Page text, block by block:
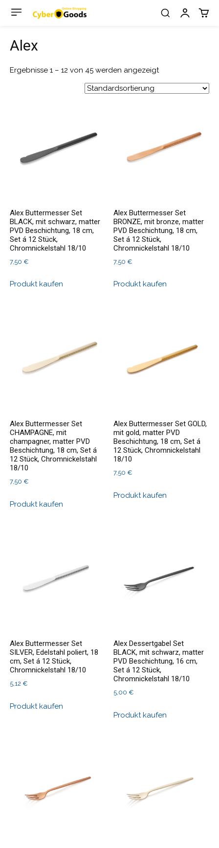
Alex
Ergebnisse 1 – 12 von 45 werden angezeigt
Alex Buttermesser Set
BLACK, mit schwarz, matter
PVD Beschichtung, 18 cm,
Set á 12 Stück,
Chromnickelstahl 18/10
7,50 €
Produkt kaufen
Alex Buttermesser Set
BRONZE, mit bronze, matter
PVD Beschichtung, 18 cm,
Set á 12 Stück,
Chromnickelstahl 18/10
7,50€
Produkt kaufen
Alex Buttermesser Set
CHAMPAGNE, mit
champagner, matter PVD
Beschichtung, 18 cm, Set á
12 Stück, Chromnickelstahl
18/10
7,50 €
Produkt kaufen
Alex Buttermesser Set GOLD,
mit gold, matter PVD
Beschichtung, 18 cm, Set á
12 Stück, Chromnickelstahl
18/10
7,50€
Produkt kaufen
Alex Buttermesser Set
SILVER, Edelstahl poliert, 18
cm, Set á 12 Stück,
Chromnickelstahl 18/10
5,12 €
Produkt kaufen
Alex Dessertgabel Set
BLACK, mit schwarz, matter
PVD Beschichtung, 16 cm,
Set á 12 Stück,
Chromnickelstahl 18/10
5,00€
Produkt kaufen